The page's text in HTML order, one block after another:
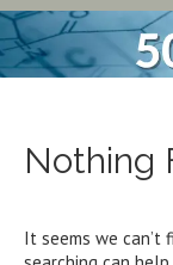
Nothing
It seems we can’t